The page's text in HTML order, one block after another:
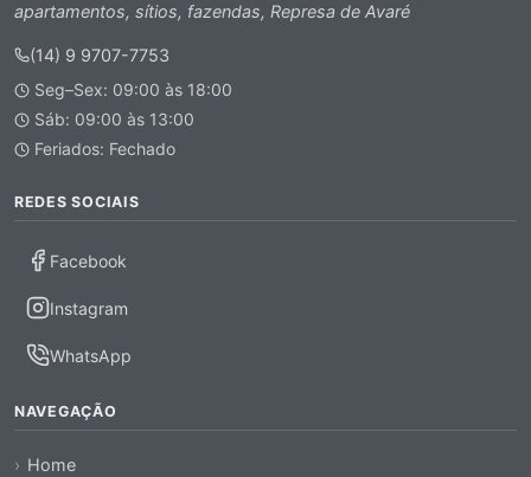
apartamentos, sítios, fazendas, Represa de Avaré
(14) 9 9707-7753
Seg–Sex: 09:00 às 18:00
Sáb: 09:00 às 13:00
Feriados: Fechado
REDES SOCIAIS
Facebook
Instagram
WhatsApp
NAVEGAÇÃO
Home